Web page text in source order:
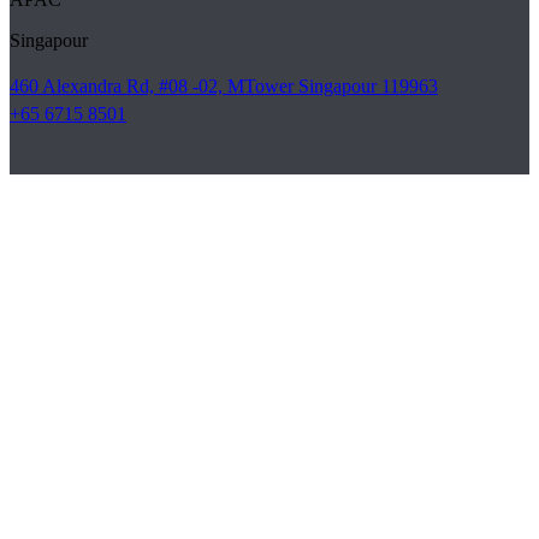
Singapour
460 Alexandra Rd, #08 -02, MTower Singapour 119963
+65 6715 8501